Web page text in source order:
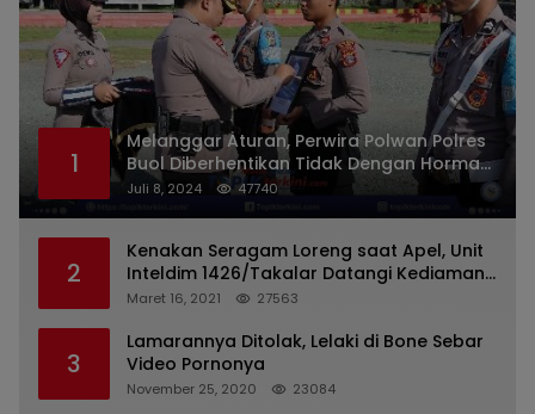
1
Melanggar Aturan, Perwira Polwan Polres
Buol Diberhentikan Tidak Dengan Hormat
Dari Dinas Kepolisian
Juli 8, 2024 47740
2
Kenakan Seragam Loreng saat Apel, Unit
Inteldim 1426/Takalar Datangi Kediaman
Kasatpol PP
Maret 16, 2021 27563
3
Lamarannya Ditolak, Lelaki di Bone Sebar
Video Pornonya
November 25, 2020 23084